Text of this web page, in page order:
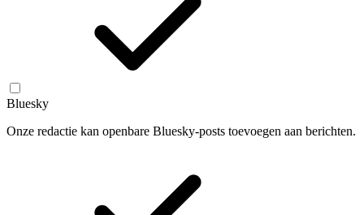
Bluesky
Onze redactie kan openbare Bluesky-posts toevoegen aan berichten.